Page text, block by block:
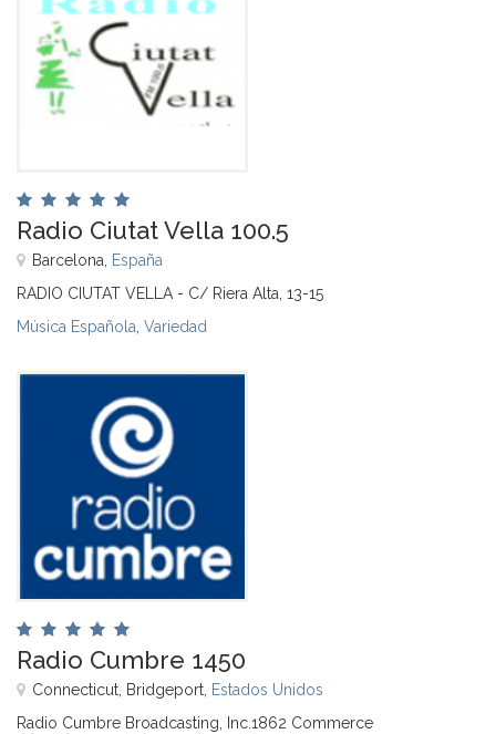
Radio Ciutat Vella 100.5
Barcelona, España
RADIO CIUTAT VELLA - C/ Riera Alta, 13-15
Música Española Variedad
Radio Cumbre 1450
Connecticut, Bridgeport, Estados Unidos
Radio Cumbre Broadcasting, Inc.1862 Commerce